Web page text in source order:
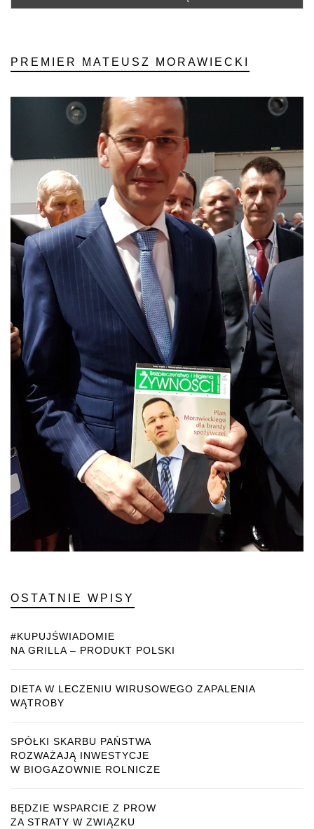
PREMIER MATEUSZ MORAWIECKI
OSTATNIE WPISY
#KUPUJŚWIADOMIE
NA GRILLA – PRODUKT POLSKI
DIETA W LECZENIU WIRUSOWEGO ZAPALENIA
WĄTROBY
SPÓŁKI SKARBU PAŃSTWA
ROZWAŻAJĄ INWESTYCJE
W BIOGAZOWNIE ROLNICZE
BĘDZIE WSPARCIE Z PROW
ZA STRATY W ZWIĄZKU